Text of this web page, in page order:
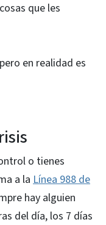
que les
en realidad es
o tienes
a la Línea 988 de
hay alguien
del día, los 7 días